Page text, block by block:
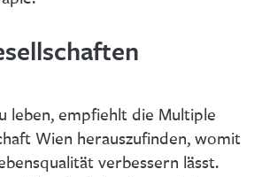
leben, empfiehlt die Multiple
Wien herauszufinden, womit
verbessern lässt.